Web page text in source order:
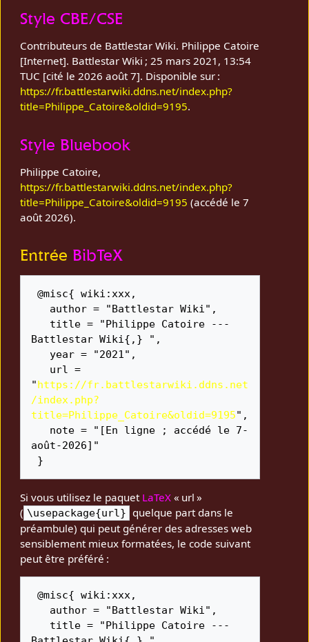
Style CBE/CSE
Contributeurs de Battlestar Wiki. Philippe Catoire
[Internet]. Battlestar Wiki ; 25 mars 2021, 13:54
TUC [cité le 2026 août 7]. Disponible sur :
https://fr.battlestarwiki.ddns.net/index.php?
title=Philippe_Catoire&oldid=9195.
Style Bluebook
Philippe Catoire,
https://fr.battlestarwiki.ddns.net/index.php?
title=Philippe_Catoire&oldid=9195 (accédé le 7
août 2026).
Entrée BibTeX
@misc{ wiki:xxx,
Battlestar Wiki{,} ",
"https://fr.battlestarwiki.ddns.net
/index.php?
title=Philippe_Catoire&oldid=9195",
août-2026]"
Si vous utilisez le paquet LaTeX « url »
( \usepackage{url} quelque part dans le
préambule) qui peut générer des adresses web
sensiblement mieux formatées, le code suivant
peut être préféré :
@misc{ wiki:xxx,